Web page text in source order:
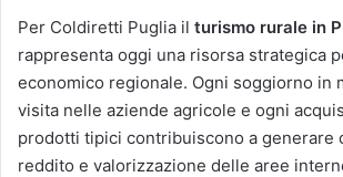
Per Coldiretti Puglia il turismo rurale in
rappresenta oggi una risorsa strategica
economico regionale. Ogni soggiorno in
visita nelle aziende agricole e ogni
prodotti tipici contribuiscono a generare
reddito e valorizzazione delle aree